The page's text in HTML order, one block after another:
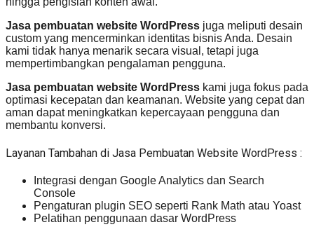
Jasa pembuatan website WordPress juga meliputi desain
custom yang mencerminkan identitas bisnis Anda. Desain
kami tidak hanya menarik secara visual, tetapi juga
mempertimbangkan pengalaman pengguna.
Jasa pembuatan website WordPress kami juga fokus pada
optimasi kecepatan dan keamanan. Website yang cepat dan
aman dapat meningkatkan kepercayaan pengguna dan
membantu konversi.
Layanan Tambahan di Jasa Pembuatan Website WordPress :
Integrasi dengan Google Analytics dan Search
Console
Pengaturan plugin SEO seperti Rank Math atau Yoast
Pelatihan penggunaan dasar WordPress